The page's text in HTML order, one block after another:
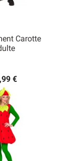
Carotte
€